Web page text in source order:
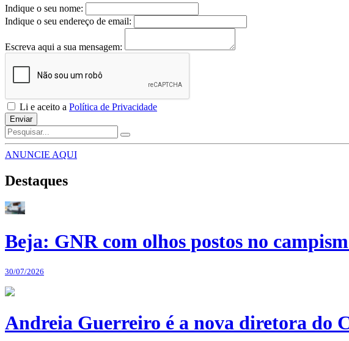
Indique o seu nome:
Indique o seu endereço de email:
Escreva aqui a sua mensagem:
Li e aceito a Política de Privacidade
Enviar
ANUNCIE AQUI
Destaques
Beja: GNR com olhos postos no
30/07/2026
Andreia Guerreiro é a nova diretora do